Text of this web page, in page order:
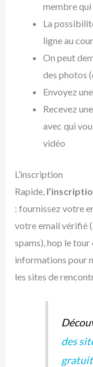
membre qui
La
ligne au
On peut
des photos
Envoyez
Recevez
avec qui
vidéo
L’inscription
Rapide,
: fournissez votre
votre email vérifié
spams), hop le
informations pour
les sites de
des